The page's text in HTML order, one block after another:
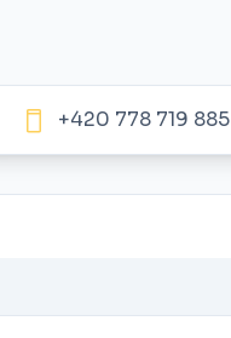
+420 778 719 885